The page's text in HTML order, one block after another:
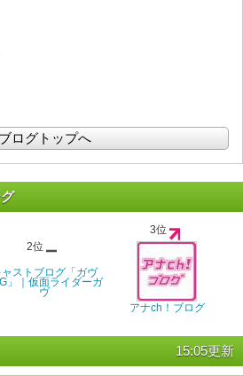
ブログトップへ
2位
ャストブログ「ガヴ
」｜仮面ライダーガ
ヴ
3位
アナch！ブログ
15:05更新